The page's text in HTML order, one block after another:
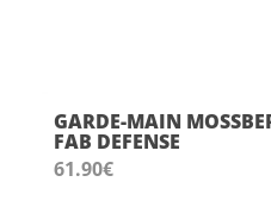
GARDE-MAIN
FAB DEFENSE
61.90€